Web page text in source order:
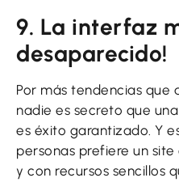
9. La interfaz
desaparecido!
Por más tendencias que
nadie es secreto que
es éxito garantizado. Y
personas prefiere un
y con recursos sencillos